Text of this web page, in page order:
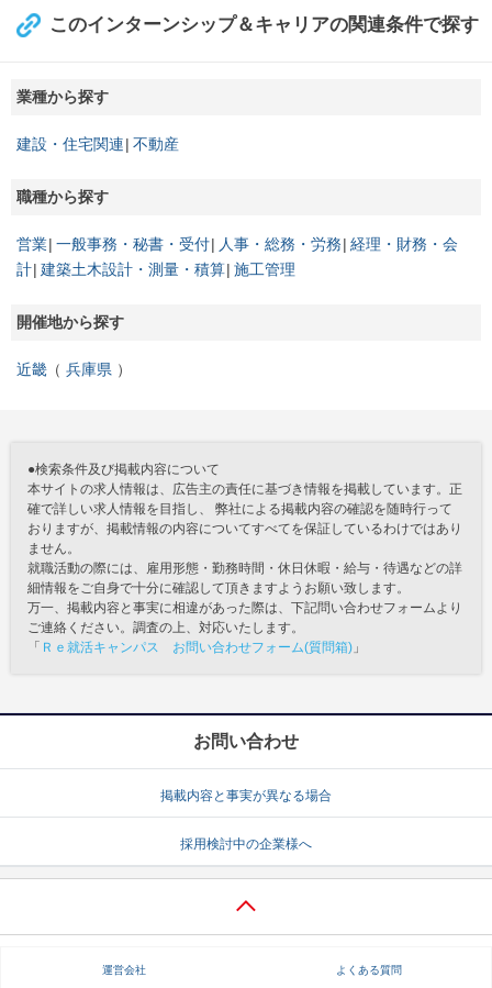
このインターンシップ＆キャリアの関連条件で探す
業種から探す
建設・住宅関連 不動産
職種から探す
営業 一般事務・秘書・受付 人事・総務・労務 経理・財務・会
計 建築土木設計・測量・積算 施工管理
開催地から探す
近畿 兵庫県
●検索条件及び掲載内容について
本サイトの求人情報は、広告主の責任に基づき情報を掲載しています。正
確で詳しい求人情報を目指し、 弊社による掲載内容の確認を随時行って
おりますが、掲載情報の内容についてすべてを保証しているわけではあり
ません。
就職活動の際には、雇用形態・勤務時間・休日休暇・給与・待遇などの詳
細情報をご自身で十分に確認して頂きますようお願い致します。
万一、掲載内容と事実に相違があった際は、下記問い合わせフォームより
ご連絡ください。調査の上、対応いたします。
「 Ｒｅ就活キャンパス お問い合わせフォーム(質問箱) 」
お問い合わせ
掲載内容と事実が異なる場合
採用検討中の企業様へ
運営会社 よくある質問